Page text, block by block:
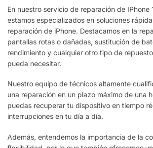
En nuestro servicio de reparación de IPhone
estamos especializados en soluciones
reparación de iPhone. Destacamos en la
pantallas rotas o dañadas, sustitución de
rendimiento y cualquier otro tipo de
pueda necesitar.
Nuestro equipo de técnicos altamente
una reparación en un plazo máximo de una
puedas recuperar tu dispositivo en tiempo
interrupciones en tu día a día.
Además, entendemos la importancia de la